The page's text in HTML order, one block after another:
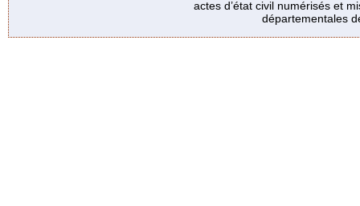
actes d’état civil numérisés et
départementales